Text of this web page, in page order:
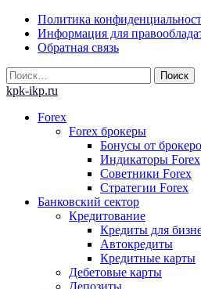
Skip
content
Политика
Информация для
Обратная связь
Найти:
kpk-ikp.ru
Forex
Forex брокеры
Бонусы от
Индикаторы Forex
Советники Forex
Стратегии Forex
Банковский сектор
Кредитование
Кредиты для
Автокредиты
Кредитные карты
Дебетовые карты
Депозиты